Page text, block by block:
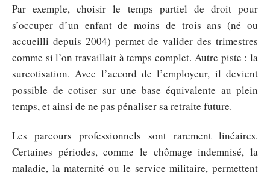
Par exemple, choisir le temps partiel de droit pour
s’occuper d’un enfant de moins de trois ans (né ou
accueilli depuis 2004) permet de valider des trimestres
comme si l’on travaillait à temps complet. Autre piste : la
surcotisation. Avec l’accord de l’employeur, il devient
possible de cotiser sur une base équivalente au plein
temps, et ainsi de ne pas pénaliser sa retraite future.
Les parcours professionnels sont rarement linéaires.
Certaines périodes, comme le chômage indemnisé, la
maladie, la maternité ou le service militaire, permettent